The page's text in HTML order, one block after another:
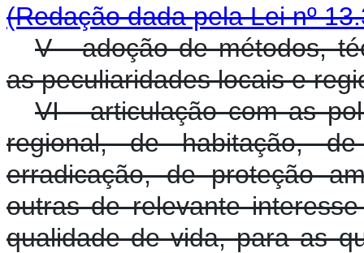
(Redação dada pela Lei nº
V - adoção de métodos,
as peculiaridades locais e
VI - articulação com as
regional, de habitação,
erradicação, de proteção
outras de relevante
qualidade de vida, para as